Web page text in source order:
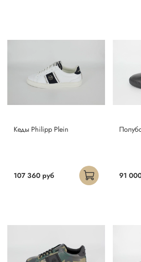
Кеды Philipp Plein
107 360 руб 91